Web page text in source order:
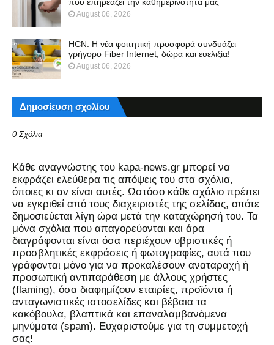
August 06, 2026
HCN: Η νέα φοιτητική προσφορά συνδυάζει
γρήγορο Fiber Internet, δώρα και ευελιξία!
August 06, 2026
Δημοσίευση σχολίου
0 Σχόλια
Kάθε αναγνώστης του kapa-news.gr μπορεί να
εκφράζει ελεύθερα τις απόψεις του στα σχόλια,
όποιες κι αν είναι αυτές. Ωστόσο κάθε σχόλιο πρέπει
να εγκριθεί από τους διαχειριστές της σελίδας, οπότε
δημοσιεύεται λίγη ώρα μετά την καταχώρησή του. Τα
μόνα σχόλια που απαγορεύονται και άρα
διαγράφονται είναι όσα περιέχουν υβριστικές ή
προσβλητικές εκφράσεις ή φωτογραφίες, αυτά που
γράφονται μόνο για να προκαλέσουν αναταραχή ή
προσωπική αντιπαράθεση με άλλους χρήστες
(flaming), όσα διαφημίζουν εταιρίες, προϊόντα ή
ανταγωνιστικές ιστοσελίδες και βέβαια τα
κακόβουλα, βλαπτικά και επαναλαμβανόμενα
μηνύματα (spam). Ευχαριστούμε για τη συμμετοχή
σας!